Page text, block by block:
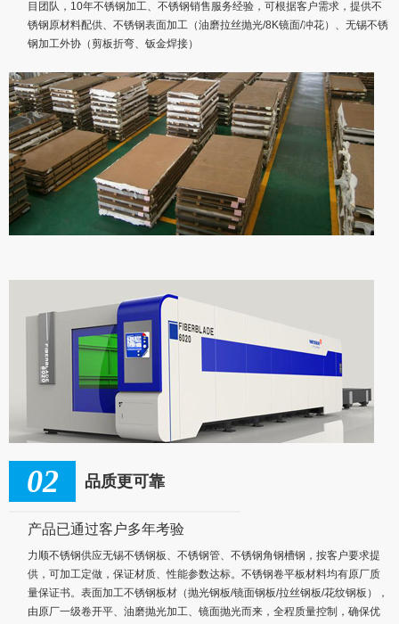
目团队，10年不锈钢加工、不锈钢销售服务经验，可根据客户需求，提供不
锈钢原材料配供、不锈钢表面加工（油磨拉丝抛光/8K镜面/冲花）、无锡不锈
钢加工外协（剪板折弯、钣金焊接）
02 品质更可靠
产品已通过客户多年考验
力顺不锈钢供应无锡不锈钢板、不锈钢管、不锈钢角钢槽钢，按客户要求提
供，可加工定做，保证材质、性能参数达标。不锈钢卷平板材料均有原厂质
量保证书。表面加工不锈钢板材（抛光钢板/镜面钢板/拉丝钢板/花纹钢板），
由原厂一级卷开平、油磨抛光加工、镜面抛光而来，全程质量控制，确保优